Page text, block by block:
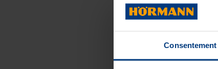
Consentement